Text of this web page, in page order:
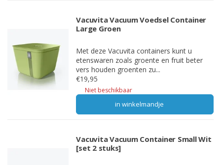
Vacuvita Vacuum Voedsel Container
Large Groen
Met deze Vacuvita containers kunt u
etenswaren zoals groente en fruit beter
vers houden groenten zu...
€19,95
Niet beschikbaar
in winkelmandje
Vacuvita Vacuum Container Small Wit
[set 2 stuks]